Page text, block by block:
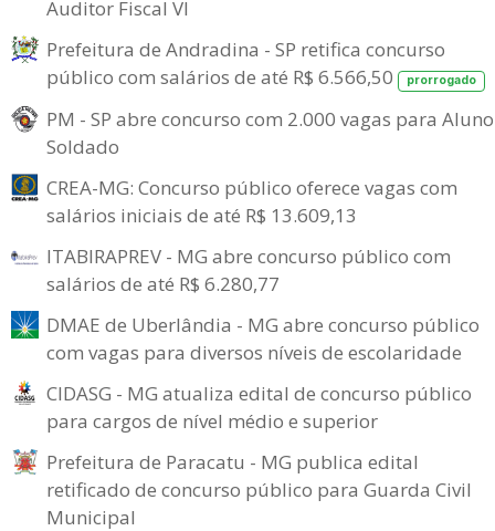
Auditor Fiscal VI
Prefeitura de Andradina - SP retifica concurso
público com salários de até R$ 6.566,50
prorrogado
PM - SP abre concurso com 2.000 vagas para
Soldado
CREA-MG: Concurso público oferece vagas com
salários iniciais de até R$ 13.609,13
ITABIRAPREV - MG abre concurso público com
salários de até R$ 6.280,77
DMAE de Uberlândia - MG abre concurso público
com vagas para diversos níveis de escolaridade
CIDASG - MG atualiza edital de concurso público
para cargos de nível médio e superior
Prefeitura de Paracatu - MG publica edital
retificado de concurso público para Guarda Civil
Municipal